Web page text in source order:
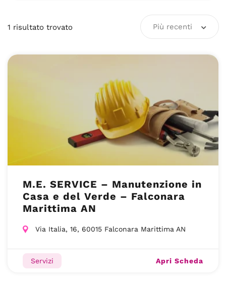
1 risultato trovato Più recenti
M.E. SERVICE – Manutenzione in
Casa e del Verde – Falconara
Marittima AN
Via Italia, 16, 60015 Falconara Marittima AN
Servizi Apri Scheda